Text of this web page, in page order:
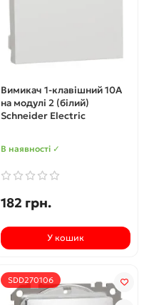
Вимикач 1-клавішний 10А
на модулі 2 (білий)
Schneider Electric
В наявності ✓
182 грн.
У кошик
SDD270106